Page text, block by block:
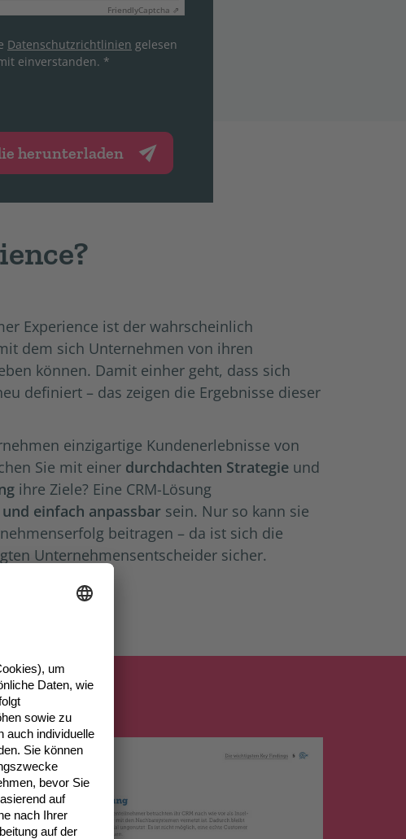
FriendlyCaptcha ⇗
Datenschutzrichtlinien gelesen
einverstanden. *
herunterladen
Experience ist der wahrscheinlich
dem sich Unternehmen von ihren
können. Damit einher geht, dass sich
definiert – das zeigen die Ergebnisse dieser
einzigartige Kundenerlebnisse von
Sie mit einer durchdachten Strategie und
ihre Ziele? Eine CRM-Lösung
einfach anpassbar sein. Nur so kann sie
beitragen – da ist sich die
Unternehmensentscheider sicher.